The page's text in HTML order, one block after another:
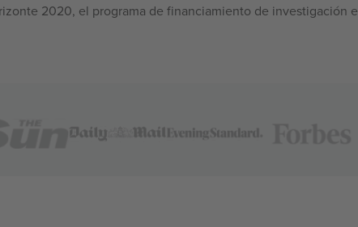
2020, el programa de financiamiento de investigación e